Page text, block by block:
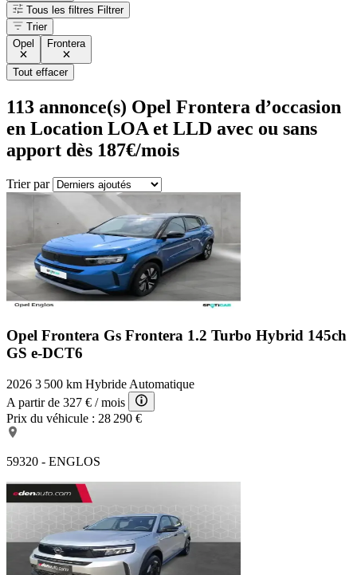
Tous les filtres Filtrer
Trier
Opel
Frontera
Tout effacer
113 annonce(s) Opel Frontera d’occasion
en Location LOA et LLD avec ou sans
apport dès 187€/mois
Trier par
Opel Frontera Gs Frontera 1.2 Turbo Hybrid 145ch
GS e-DCT6
2026 3 500 km Hybride Automatique
A partir de 327 € / mois
Prix du véhicule : 28 290 €
59320 - ENGLOS